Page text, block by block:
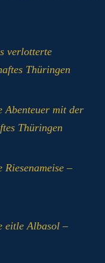
verlotterte
Thüringen
Abenteuer mit der
Thüringen
–
eitle Albasol –